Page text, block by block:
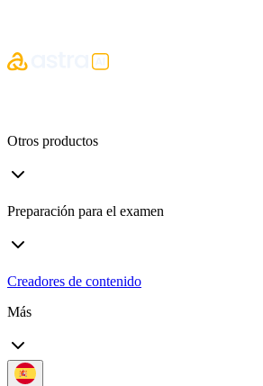
Otros productos
Preparación para el examen
Creadores de contenido
Más